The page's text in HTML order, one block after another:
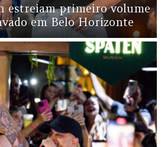
estreiam primeiro volume
em Belo Horizonte